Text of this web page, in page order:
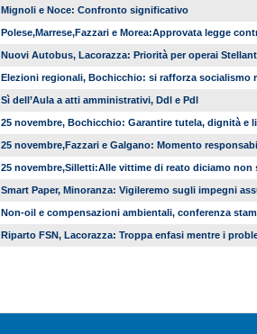
Mignoli e Noce: Confronto significativo
Polese,Marrese,Fazzari e Morea:Approvata legge
Nuovi Autobus, Lacorazza: Priorità per operai
Elezioni regionali, Bochicchio: si rafforza socialismo
Sì dell’Aula a atti amministrativi, Ddl e Pdl
25 novembre, Bochicchio: Garantire tutela, dignità e
25 novembre,Fazzari e Galgano: Momento
25 novembre,Silletti:Alle vittime di reato diciamo non
Smart Paper, Minoranza: Vigileremo sugli impegni
Non-oil e compensazioni ambientali, conferenza
Riparto FSN, Lacorazza: Troppa enfasi mentre i